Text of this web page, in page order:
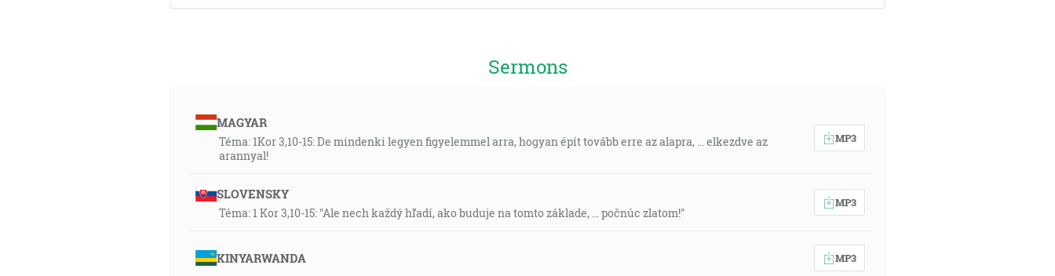
Sermons
MAGYAR
Téma: 1Kor 3,10-15: De mindenki legyen figyelemmel arra, hogyan épít tovább erre az alapra, ... elkezdve az
arannyal!
MP3
SLOVENSKY
Téma: 1 Kor 3,10-15: "Ale nech každý hľadí, ako buduje na tomto základe, ... počnúc zlatom!"
MP3
KINYARWANDA MP3